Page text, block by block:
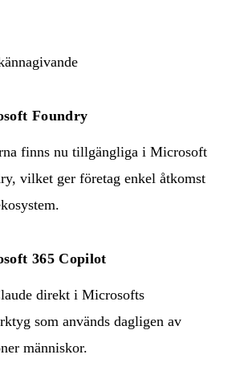
Foundry
finns nu tillgängliga i Microsoft
vilket ger företag enkel åtkomst
365 Copilot
direkt i Microsofts
som används dagligen av
människor.